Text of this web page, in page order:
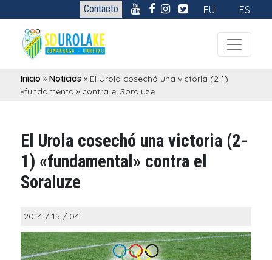
Contacto EU ES
Inicio »Noticias » El Urola cosechó una victoria (2-1)
«fundamental» contra el Soraluze
El Urola cosechó una victoria (2-
1) «fundamental» contra el
Soraluze
2014 / 15 / 04